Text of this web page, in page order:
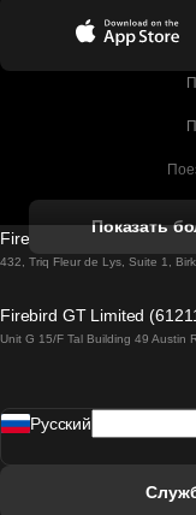
Показать
Firebird GT Limited (OC
432, Triq Fleur de Lys, Suite 1,
Firebird GT Limited
Unit G 15/F Tal Building 49 Austin
Pусский